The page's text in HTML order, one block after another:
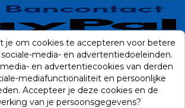
je om cookies te accepteren voor betere
media- en advertentiedoeleinden.
en advertentiecookies van derden
mediafunctionaliteit en persoonlijke
Accepteer je deze cookies en de
van je persoonsgegevens?